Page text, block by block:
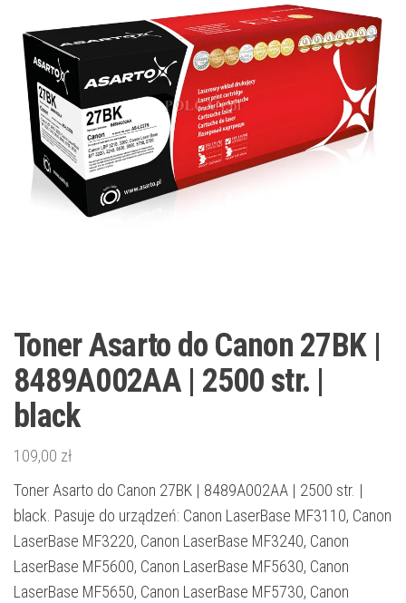
Toner Asarto do Canon 27BK |
8489A002AA | 2500 str. |
black
109,00 zł
Toner Asarto do Canon 27BK | 8489A002AA | 2500 str. |
black. Pasuje do urządzeń: Canon LaserBase MF3110, Canon
LaserBase MF3220, Canon LaserBase MF3240, Canon
LaserBase MF5600, Canon LaserBase MF5630, Canon
LaserBase MF5650, Canon LaserBase MF5730, Canon